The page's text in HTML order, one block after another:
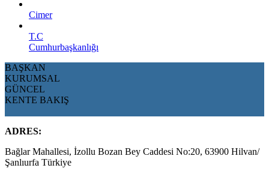
Cimer
T.C
Cumhurbaşkanlığı
BAŞKAN
KURUMSAL
GÜNCEL
KENTE BAKIŞ
ADRES:
Bağlar Mahallesi, İzollu Bozan Bey Caddesi No:20, 63900 Hilvan/
Şanlıurfa Türkiye